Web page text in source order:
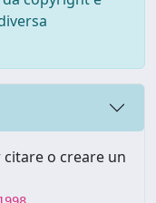
o creare un